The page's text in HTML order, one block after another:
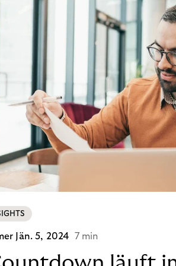
Jän. 5, 2024 7 min